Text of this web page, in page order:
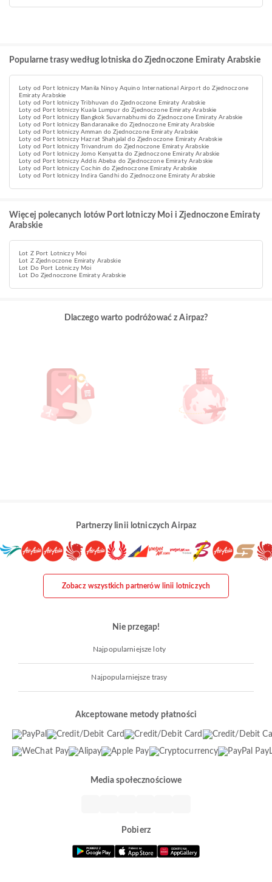
Popularne trasy według lotniska do Zjednoczone Emiraty Arabskie
Loty od Port lotniczy Manila Ninoy Aquino International Airport do Zjednoczone
Emiraty Arabskie
Loty od Port lotniczy Tribhuvan do Zjednoczone Emiraty Arabskie
Loty od Port lotniczy Kuala Lumpur do Zjednoczone Emiraty Arabskie
Loty od Port lotniczy Bangkok Suvarnabhumi do Zjednoczone Emiraty Arabskie
Loty od Port lotniczy Bandaranaike do Zjednoczone Emiraty Arabskie
Loty od Port lotniczy Amman do Zjednoczone Emiraty Arabskie
Loty od Port lotniczy Hazrat Shahjalal do Zjednoczone Emiraty Arabskie
Loty od Port lotniczy Trivandrum do Zjednoczone Emiraty Arabskie
Loty od Port lotniczy Jomo Kenyatta do Zjednoczone Emiraty Arabskie
Loty od Port lotniczy Addis Abeba do Zjednoczone Emiraty Arabskie
Loty od Port lotniczy Cochin do Zjednoczone Emiraty Arabskie
Loty od Port lotniczy Indira Gandhi do Zjednoczone Emiraty Arabskie
Więcej polecanych lotów Port lotniczy Moi i Zjednoczone Emiraty
Arabskie
Lot Z Port Lotniczy Moi
Lot Z Zjednoczone Emiraty Arabskie
Lot Do Port Lotniczy Moi
Lot Do Zjednoczone Emiraty Arabskie
Dlaczego warto podróżować z Airpaz?
Partnerzy linii lotniczych Airpaz
Zobacz wszystkich partnerów linii lotniczych
Nie przegap!
Najpopularniejsze loty
Najpopularniejsze trasy
Akceptowane metody płatności
Media społecznościowe
Pobierz